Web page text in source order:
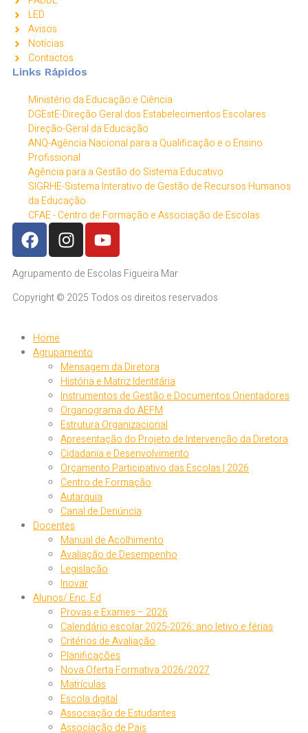
LED
Avisos
Notícias
Contactos
Links Rápidos
Ministério da Educação e Ciência
DGEstE-Direção Geral dos Estabelecimentos Escolares
Direção-Geral da Educação
ANQ-Agência Nacional para a Qualificação e o Ensino
Profissional
Agência para a Gestão do Sistema Educativo
SIGRHE-Sistema Interativo de Gestão de Recursos Humanos
da Educação
CFAE - Centro de Formação e Associação de Escolas
Agrupamento de Escolas Figueira Mar
Copyright © 2025 Todos os direitos reservados
Home
Agrupamento
Mensagem da Diretora
História e Matriz Identitária
Instrumentos de Gestão e Documentos Orientadores
Organograma do AEFM
Estrutura Organizacional
Apresentação do Projeto de Intervenção da Diretora
Cidadania e Desenvolvimento
Orçamento Participativo das Escolas | 2026
Centro de Formação
Autarquia
Canal de Denúncia
Docentes
Manual de Acolhimento
Avaliação de Desempenho
Legislação
Inovar
Alunos/ Enc. Ed
Provas e Exames – 2026
Calendário escolar 2025-2026: ano letivo e férias
Critérios de Avaliação
Planificações
Nova Oferta Formativa 2026/2027
Matrículas
Escola digital
Associação de Estudantes
Associação de Pais